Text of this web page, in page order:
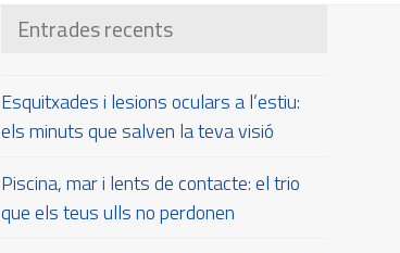
Entrades recents
Esquitxades i lesions oculars a l’estiu:
els minuts que salven la teva visió
Piscina, mar i lents de contacte: el trio
que els teus ulls no perdonen